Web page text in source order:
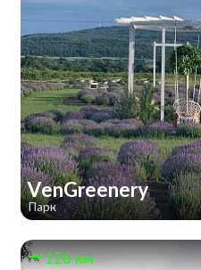
VenGreenery
Парк
126 км